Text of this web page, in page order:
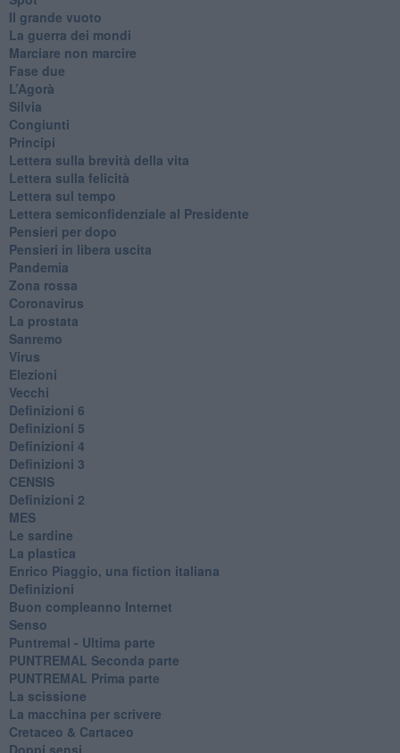
​Il grande vuoto
​La guerra dei mondi
Marciare non marcire
Fase due
L’Agorà
Silvia
Congiunti
Principi
​Lettera sulla brevità della vita
​Lettera sulla felicità
​Lettera sul tempo
Lettera semiconfidenziale al Presidente
Pensieri per dopo
​Pensieri in libera uscita
Pandemia
Zona rossa
Coronavirus
La prostata
Sanremo
Virus
Elezioni
Vecchi
Definizioni 6
Definizioni 5
Definizioni 4
Definizioni 3
CENSIS
​Definizioni 2
MES
Le sardine
La plastica
​Enrico Piaggio, una fiction italiana
Definizioni
​Buon compleanno Internet
Senso
Puntremal - Ultima parte
PUNTREMAL Seconda parte
​PUNTREMAL Prima parte
La scissione
La macchina per scrivere
Cretaceo & Cartaceo
Doppi sensi